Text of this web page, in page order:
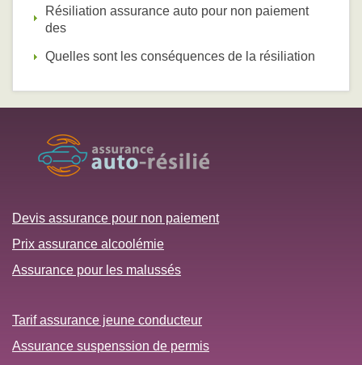
Résiliation assurance auto pour non paiement
des
Quelles sont les conséquences de la résiliation
Devis assurance pour non paiement
Prix assurance alcoolémie
Assurance pour les malussés
Tarif assurance jeune conducteur
Assurance suspenssion de permis